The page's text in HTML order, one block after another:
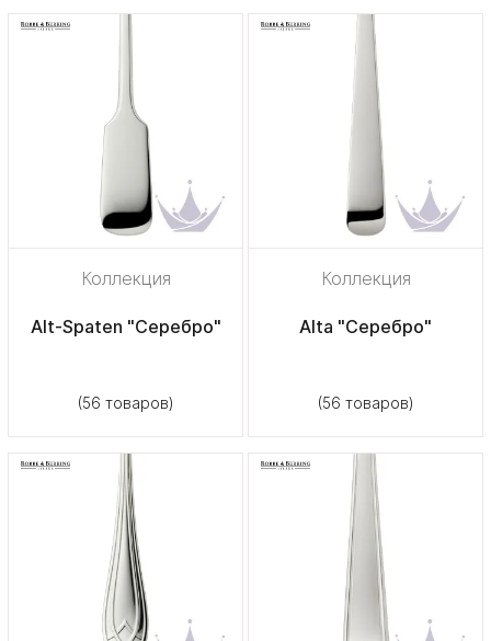
Коллекция
Alt-Spaten "Серебро"
(56 товаров)
Коллекция
Alta "Серебро"
(56 товаров)